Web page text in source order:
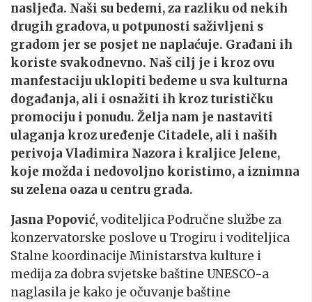
nasljeđa. Naši su bedemi, za razliku od nekih
drugih gradova, u potpunosti saživljeni s
gradom jer se posjet ne naplaćuje. Građani ih
koriste svakodnevno. Naš cilj je i kroz ovu
manfestaciju uklopiti bedeme u sva kulturna
događanja, ali i osnažiti ih kroz turističku
promociju i ponudu. Želja nam je nastaviti
ulaganja kroz uređenje Citadele, ali i naših
perivoja Vladimira Nazora i kraljice Jelene,
koje možda i nedovoljno koristimo, a iznimna
su zelena oaza u centru grada.
Jasna Popović, voditeljica Područne službe za
konzervatorske poslove u Trogiru i voditeljica
Stalne koordinacije Ministarstva kulture i
medija za dobra svjetske baštine UNESCO-a
naglasila je kako je očuvanje baštine